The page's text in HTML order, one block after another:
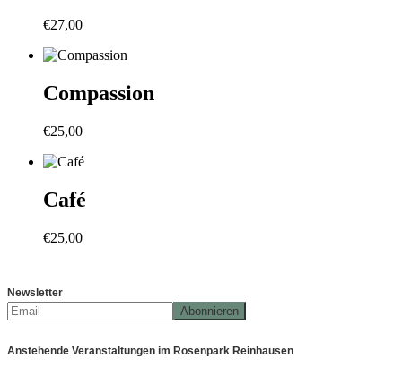
€27,00
Compassion
€25,00
Café
€25,00
Newsletter
Anstehende Veranstaltungen im Rosenpark Reinhausen